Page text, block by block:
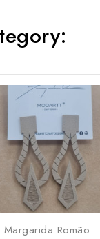
Margarida Romão